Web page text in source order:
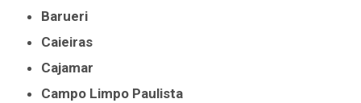
Barueri
Caieiras
Cajamar
Campo Limpo Paulista